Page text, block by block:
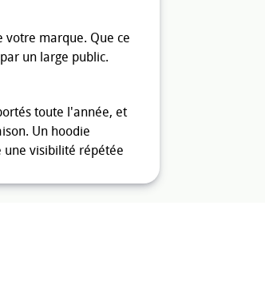
votre marque. Que ce
un large public.
toute l'année, et
Un hoodie
une visibilité répétée